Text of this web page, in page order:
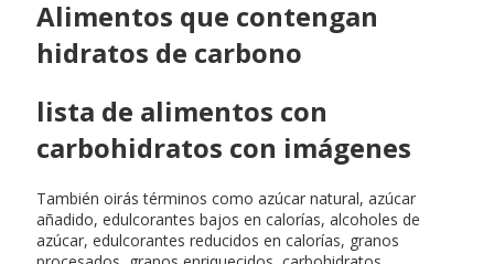
Alimentos que contengan
hidratos de carbono
lista de alimentos con
carbohidratos con imágenes
También oirás términos como azúcar natural, azúcar
añadido, edulcorantes bajos en calorías, alcoholes de
azúcar, edulcorantes reducidos en calorías, granos